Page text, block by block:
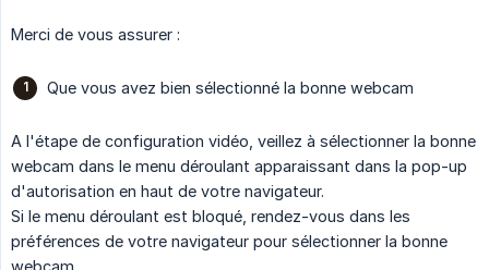
Merci de vous assurer :
Que vous avez bien sélectionné la bonne webcam
A l'étape de configuration vidéo, veillez à sélectionner la bonne
webcam dans le menu déroulant apparaissant dans la pop-up
d'autorisation en haut de votre navigateur.
Si le menu déroulant est bloqué, rendez-vous dans les
préférences de votre navigateur pour sélectionner la bonne
webcam.